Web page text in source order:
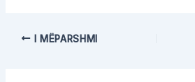
I MËPARSHMI